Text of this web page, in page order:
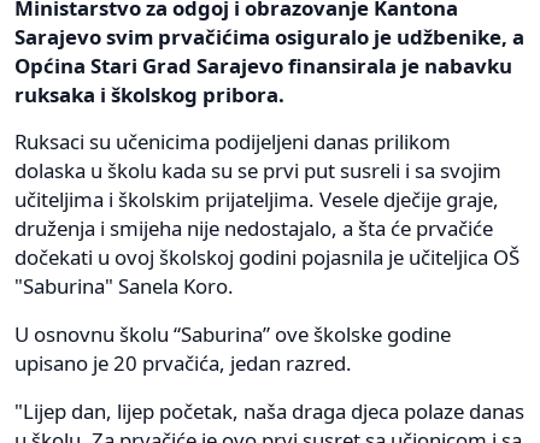
Ministarstvo za odgoj i obrazovanje Kantona
Sarajevo svim prvačićima osiguralo je udžbenike, a
Općina Stari Grad Sarajevo finansirala je nabavku
ruksaka i školskog pribora.
Ruksaci su učenicima podijeljeni danas prilikom
dolaska u školu kada su se prvi put susreli i sa svojim
učiteljima i školskim prijateljima. Vesele dječije graje,
druženja i smijeha nije nedostajalo, a šta će prvačiće
dočekati u ovoj školskoj godini pojasnila je učiteljica OŠ
"Saburina" Sanela Koro.
U osnovnu školu “Saburina” ove školske godine
upisano je 20 prvačića, jedan razred.
"Lijep dan, lijep početak, naša draga djeca polaze danas